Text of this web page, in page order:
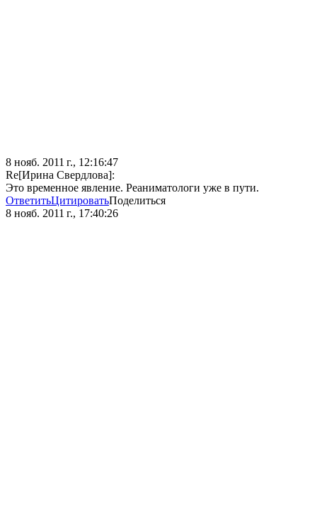
8 нояб. 2011 г., 12:16:47
Re[Ирина Свердлова]:
Это временное явление. Реаниматологи уже в пути.
ОтветитьЦитироватьПоделиться
8 нояб. 2011 г., 17:40:26